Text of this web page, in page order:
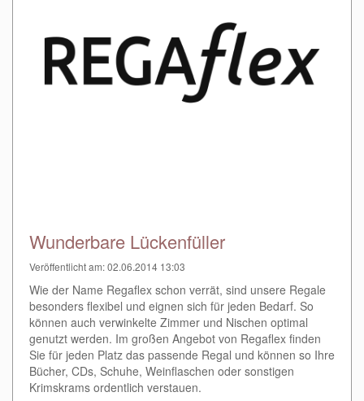
Wunderbare Lückenfüller
Veröffentlicht am: 02.06.2014 13:03
Wie der Name Regaflex schon verrät, sind unsere Regale
besonders flexibel und eignen sich für jeden Bedarf. So
können auch verwinkelte Zimmer und Nischen optimal
genutzt werden. Im großen Angebot von Regaflex finden
Sie für jeden Platz das passende Regal und können so Ihre
Bücher, CDs, Schuhe, Weinflaschen oder sonstigen
Krimskrams ordentlich verstauen.